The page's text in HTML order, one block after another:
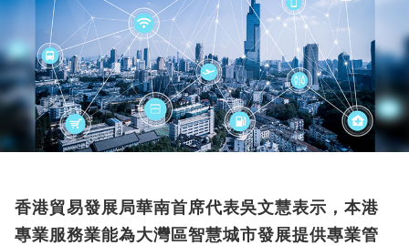
香港貿易發展局華南首席代表吳文慧表示，本港
專業服務業能為大灣區智慧城市發展提供專業管